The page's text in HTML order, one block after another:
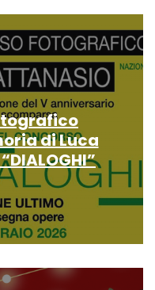
di Luca